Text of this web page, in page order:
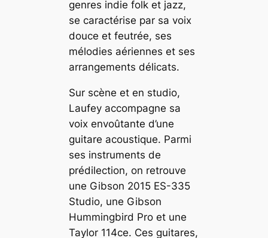
genres indie folk et jazz,
se caractérise par sa voix
douce et feutrée, ses
mélodies aériennes et ses
arrangements délicats.
Sur scène et en studio,
Laufey accompagne sa
voix envoûtante d’une
guitare acoustique. Parmi
ses instruments de
prédilection, on retrouve
une Gibson 2015 ES-335
Studio, une Gibson
Hummingbird Pro et une
Taylor 114ce. Ces guitares,